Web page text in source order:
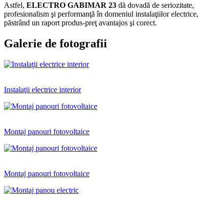
Astfel, ELECTRO GABIMAR 23 dă dovadă de seriozitate,
profesionalism şi performanţă în domeniul instalaţiilor electrice,
păstrând un raport produs-preţ avantajos şi corect.
Galerie de fotografii
Instalaţii electrice interior
Montaj panouri fotovoltaice
Montaj panouri fotovoltaice